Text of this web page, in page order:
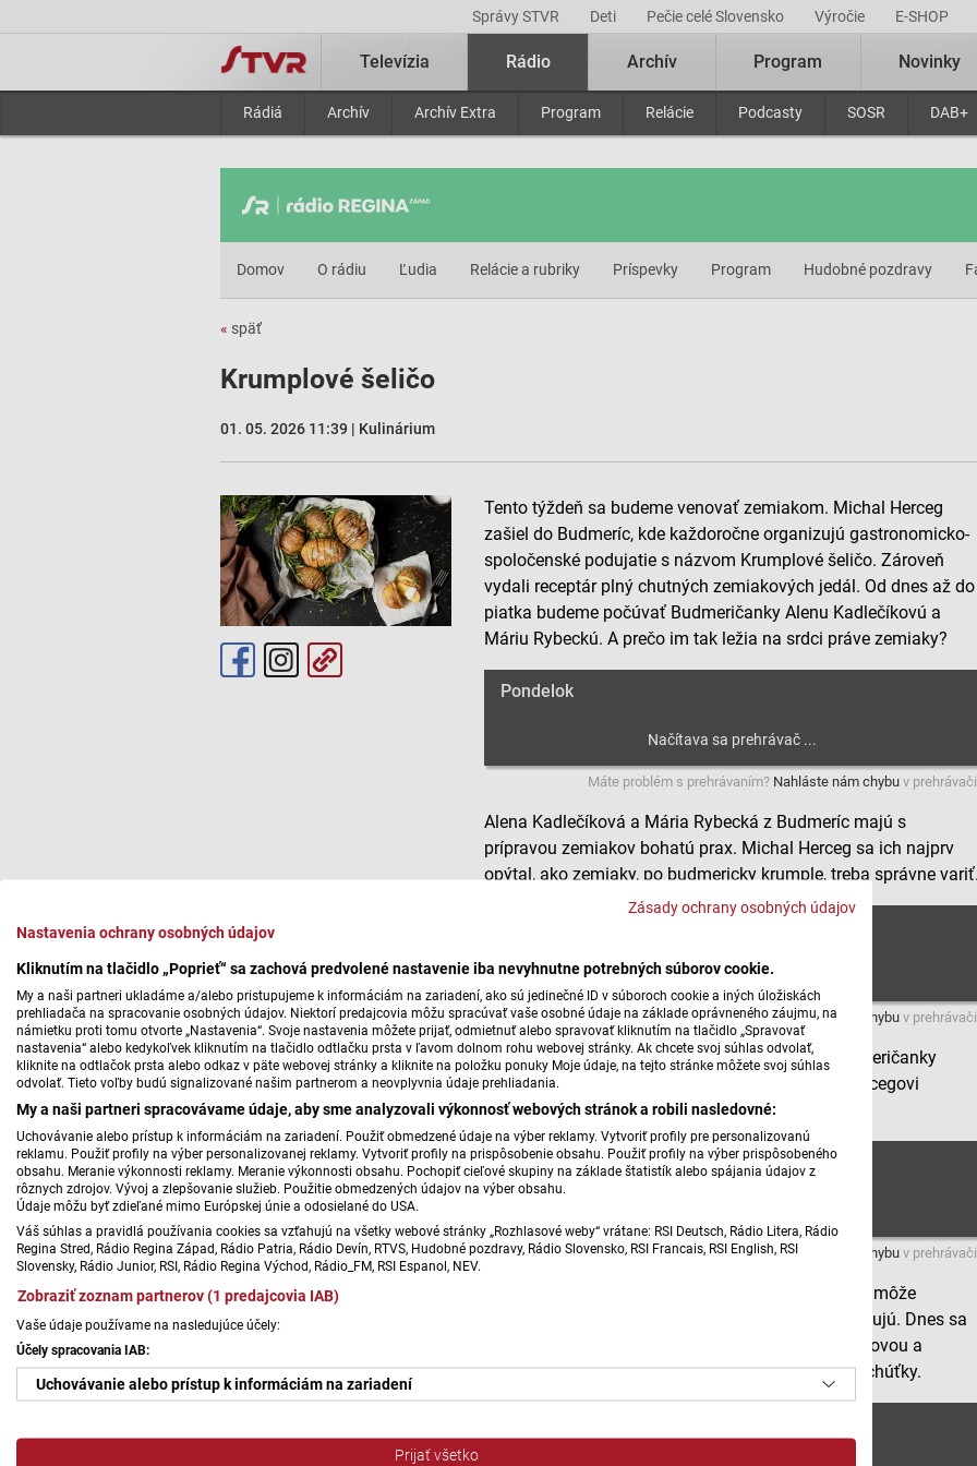
Zásady ochrany osobných údajov
Nastavenia ochrany osobných údajov
Kliknutím na tlačidlo „Poprieť“ sa zachová predvolené nastavenie iba nevyhnutne potrebných súborov cookie.
My a naši partneri ukladáme a/alebo pristupujeme k informáciám na zariadení, ako sú jedinečné ID v súboroch cookie a iných úložiskách
prehliadača na spracovanie osobných údajov. Niektorí predajcovia môžu spracúvať vaše osobné údaje na základe oprávneného záujmu, na
námietku proti tomu otvorte „Nastavenia“. Svoje nastavenia môžete prijať, odmietnuť alebo spravovať kliknutím na tlačidlo „Spravovať
nastavenia“ alebo kedykoľvek kliknutím na tlačidlo odtlačku prsta v ľavom dolnom rohu webovej stránky. Ak chcete svoj súhlas odvolať,
kliknite na odtlačok prsta alebo odkaz v päte webovej stránky a kliknite na položku ponuky Moje údaje, na tejto stránke môžete svoj súhlas
odvolať. Tieto voľby budú signalizované našim partnerom a neovplyvnia údaje prehliadania.
My a naši partneri spracovávame údaje, aby sme analyzovali výkonnosť webových stránok a robili nasledovné:
Uchovávanie alebo prístup k informáciám na zariadení. Použiť obmedzené údaje na výber reklamy. Vytvoriť profily pre personalizovanú
reklamu. Použiť profily na výber personalizovanej reklamy. Vytvoriť profily na prispôsobenie obsahu. Použiť profily na výber prispôsobeného
obsahu. Meranie výkonnosti reklamy. Meranie výkonnosti obsahu. Pochopiť cieľové skupiny na základe štatistík alebo spájania údajov z
rôznych zdrojov. Vývoj a zlepšovanie služieb. Použitie obmedzených údajov na výber obsahu.
Údaje môžu byť zdieľané mimo Európskej únie a odosielané do USA.
Váš súhlas a pravidlá používania cookies sa vzťahujú na všetky webové stránky „Rozhlasové weby“ vrátane: RSI Deutsch, Rádio Litera, Rádio
Regina Stred, Rádio Regina Západ, Rádio Patria, Rádio Devín, RTVS, Hudobné pozdravy, Rádio Slovensko, RSI Francais, RSI English, RSI
Slovensky, Rádio Junior, RSI, Rádio Regina Východ, Rádio_FM, RSI Espanol, NEV.
Zobraziť zoznam partnerov (1 predajcovia IAB)
Vaše údaje používame na nasledujúce účely:
Účely spracovania IAB:
Uchovávanie alebo prístup k informáciám na zariadení
Prijať všetko
Správy STVR Deti Pečie celé Slovensko Výročie E-SHOP
Televízia Rádio
Rádiá Archív Archív Extra Program Relácie Podcasty SOSR DAB+
Archív Program Novinky
Domov O rádiu Ľudia Relácie a rubriky Príspevky Program Hudobné pozdravy
« späť
Krumplové šeličo
01. 05. 2026 11:39 | Kulinárium
Tento týždeň sa budeme venovať zemiakom. Michal Herceg
zašiel do Budmeríc, kde každoročne organizujú gastronomicko-
spoločenské podujatie s názvom Krumplové šeličo. Zároveň
vydali receptár plný chutných zemiakových jedál. Od dnes až do
piatka budeme počúvať Budmeričanky Alenu Kadlečíkovú a
Máriu Rybeckú. A prečo im tak ležia na srdci práve zemiaky?
Pondelok
Máte problém s prehrávaním? Nahláste nám chybu v
Alena Kadlečíková a Mária Rybecká z Budmeríc majú s
prípravou zemiakov bohatú prax. Michal Herceg sa ich najprv
opýtal, ako zemiaky, po budmericky krumple, treba správne
Máte problém s prehrávaním?Nahláste nám chybu v
Bez zemiakov by to v kuchyni išlo len ťažko. Budmeričanky
Alena Kadlečíková a Mária Rybecká Michalovi Hercegovi
povedali, že s "krumplami" sa to dá aj nasladko.
Streda
Máte problém s prehrávaním?Nahláste nám chybu v
Zemiaky používame pri varení bežne, ale vždy nás môže
prekvapiť rozmanitosť jedál, ktoré sa z nich pripravujú. Dnes sa
Michal Herceg s Budmeričankami Alenou Kadlečíkovou a
Máriou Rybeckou zameral na slané zemiakové pochúťky.